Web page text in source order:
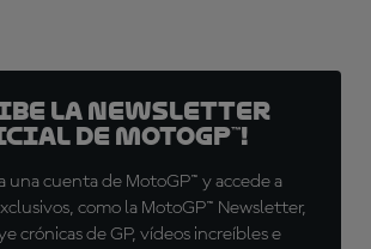
la Newsletter
de MotoGP™!
una cuenta de MotoGP™ y accede a
como la MotoGP™ Newsletter,
crónicas de GP, vídeos increíbles e